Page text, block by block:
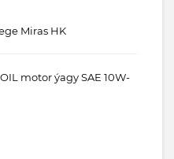
Miras HK
motor ýagy SAE 10W-